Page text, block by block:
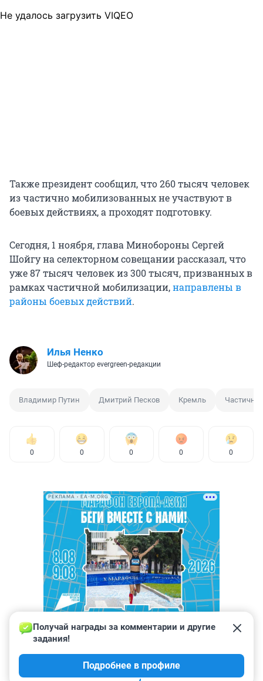
Не удалось загрузить VIQEO
Также президент сообщил, что 260 тысяч человек
из частично мобилизованных не участвуют в
боевых действиях, а проходят подготовку.
Сегодня, 1 ноября, глава Минобороны Сергей
Шойгу на селекторном совещании рассказал, что
уже 87 тысяч человек из 300 тысяч, призванных в
рамках частичной мобилизации,направлены в
районы боевых действий.
Илья Ненко
Шеф-редактор evergreen-редакции
Владимир Путин Дмитрий Песков Кремль
0 0 0 0 0
РЕКЛАМА • EA-M.ORG
КОММЕНТАРИИ 10
Получай награды за комментарии и другие
задания!
Подробнее в профиле